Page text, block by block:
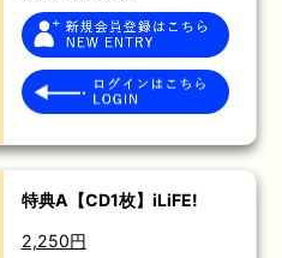
特典A【CD1枚】iLiFE!
2,250円